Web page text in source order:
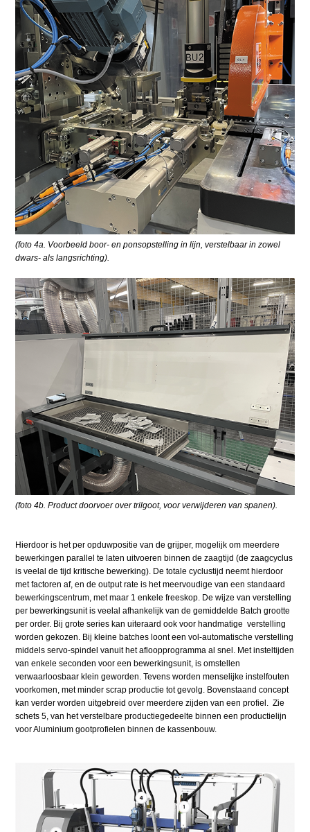
(foto 4a. Voorbeeld boor- en ponsopstelling in lijn, verstelbaar in zowel
dwars- als langsrichting).
(foto 4b. Product doorvoer over trilgoot, voor verwijderen van spanen).
Hierdoor is het per opduwpositie van de grijper, mogelijk om meerdere
bewerkingen parallel te laten uitvoeren binnen de zaagtijd (de zaagcyclus
is veelal de tijd kritische bewerking). De totale cyclustijd neemt hierdoor
met factoren af, en de output rate is het meervoudige van een standaard
bewerkingscentrum, met maar 1 enkele freeskop. De wijze van verstelling
per bewerkingsunit is veelal afhankelijk van de gemiddelde Batch grootte
per order. Bij grote series kan uiteraard ook voor handmatige verstelling
worden gekozen. Bij kleine batches loont een vol-automatische verstelling
middels servo-spindel vanuit het afloopprogramma al snel. Met insteltijden
van enkele seconden voor een bewerkingsunit, is omstellen
verwaarloosbaar klein geworden. Tevens worden menselijke instelfouten
voorkomen, met minder scrap productie tot gevolg. Bovenstaand concept
kan verder worden uitgebreid over meerdere zijden van een profiel. Zie
schets 5, van het verstelbare productiegedeelte binnen een productielijn
voor Aluminium gootprofielen binnen de kassenbouw.